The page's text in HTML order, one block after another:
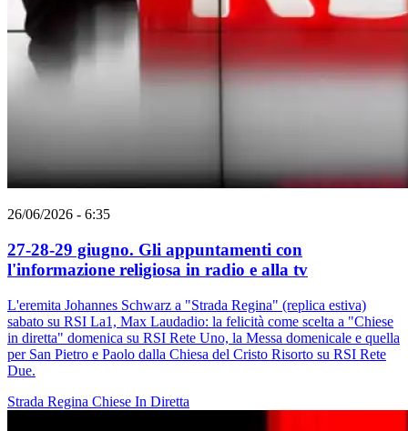
26/06/2026 - 6:35
27-28-29 giugno. Gli appuntamenti con
l'informazione religiosa in radio e alla tv
L'eremita Johannes Schwarz a "Strada Regina" (replica estiva)
sabato su RSI La1, Max Laudadio: la felicità come scelta a "Chiese
in diretta" domenica su RSI Rete Uno, la Messa domenicale e quella
per San Pietro e Paolo dalla Chiesa del Cristo Risorto su RSI Rete
Due.
Strada Regina Chiese In Diretta